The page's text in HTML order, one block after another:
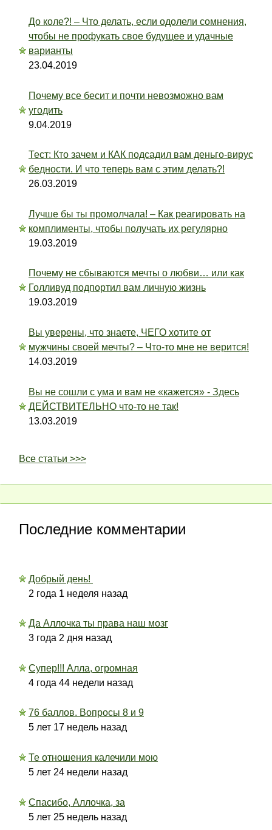
До коле?! – Что делать, если одолели сомнения,
чтобы не профукать свое будущее и удачные
варианты
23.04.2019
Почему все бесит и почти невозможно вам
угодить
9.04.2019
Тест: Кто зачем и КАК подсадил вам деньго-вирус
бедности. И что теперь вам с этим делать?!
26.03.2019
Лучше бы ты промолчала! – Как реагировать на
комплименты, чтобы получать их регулярно
19.03.2019
Почему не сбываются мечты о любви… или как
Голливуд подпортил вам личную жизнь
19.03.2019
Вы уверены, что знаете, ЧЕГО хотите от
мужчины своей мечты? – Что-то мне не верится!
14.03.2019
Вы не сошли с ума и вам не «кажется» - Здесь
ДЕЙСТВИТЕЛЬНО что-то не так!
13.03.2019
Все статьи >>>
Последние комментарии
Добрый день!
2 года 1 неделя назад
Да Аллочка ты права наш мозг
3 года 2 дня назад
Супер!!! Алла, огромная
4 года 44 недели назад
76 баллов. Вопросы 8 и 9
5 лет 17 недель назад
Те отношения калечили мою
5 лет 24 недели назад
Спасибо, Аллочка, за
5 лет 25 недель назад